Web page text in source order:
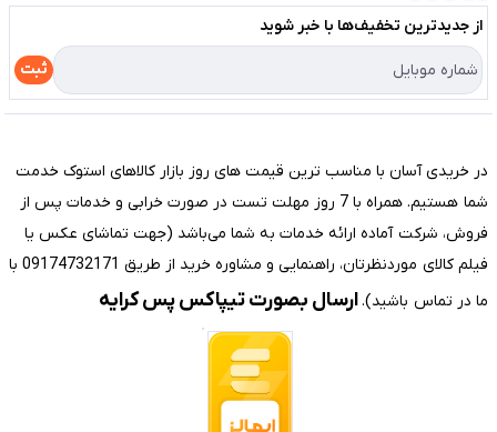
لیست محصولات
درباره ما
تماس با ما
حریم خصوصی
راهنما
از جدید‌ترین تخفیف‌ها با‌ خبر شوید
ثبت
در خریدی آسان با مناسب ترین قیمت های روز بازار کالاهای استوک خدمت
شما هستیم. همراه با 7 روز مهلت تست در صورت خرابی و خدمات پس از
فروش، شرکت آماده ارائه خدمات به شما می‌باشد (جهت تماشای عکس یا
فیلم کالای موردنظرتان، راهنمایی و مشاوره خرید از طریق 09174732171 با
ما در تماس باشید).ارسال بصورت تیپاکس پس کرایه